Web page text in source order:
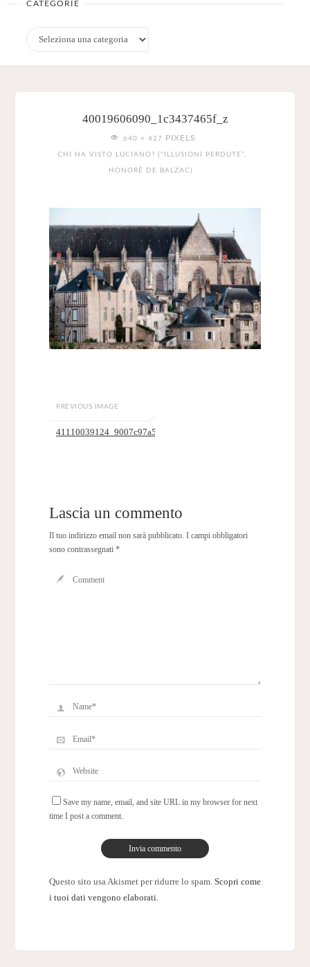
CATEGORIE
Categorie
40019606090_1c3437465f_z
FULL
SIZE
640 × 427 PIXELS
CHI HA VISTO LUCIANO? (“ILLUSIONI PERDUTE”,
HONORÈ DE BALZAC)
PREVIOUS IMAGE
41110039124_9007c97a5f_z
Lascia un commento
Il tuo indirizzo email non sarà pubblicato. I campi obbligatori
sono contrassegnati *
Save my name, email, and site URL in my browser for next
time I post a comment.
Questo sito usa Akismet per ridurre lo spam. Scopri come
i tuoi dati vengono elaborati